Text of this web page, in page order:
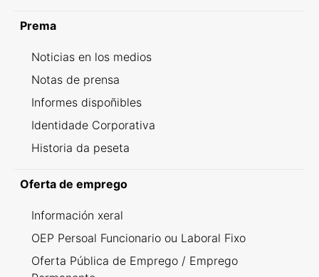
Prema
Noticias en los medios
Notas de prensa
Informes dispoñibles
Identidade Corporativa
Historia da peseta
Oferta de emprego
Información xeral
OEP Persoal Funcionario ou Laboral Fixo
Oferta Pública de Emprego / Emprego